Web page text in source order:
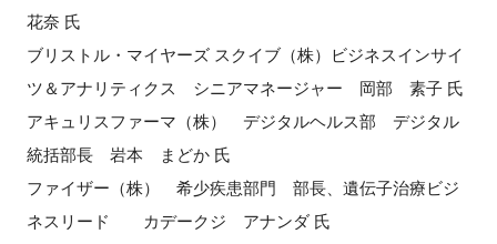
花奈 氏
ブリストル・マイヤーズ スクイブ（株）ビジネスインサイ
ツ＆アナリティクス シニアマネージャー 岡部 素子 氏
アキュリスファーマ（株） デジタルヘルス部 デジタル
統括部長 岩本 まどか 氏
ファイザー（株） 希少疾患部門 部長、遺伝子治療ビジ
ネスリード カデークジ アナンダ 氏